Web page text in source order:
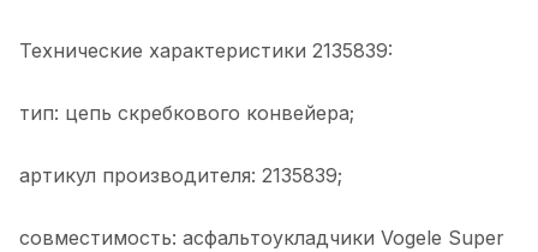
Технические характеристики 2135839:
тип: цепь скребкового конвейера;
артикул производителя: 2135839;
совместимость: асфальтоукладчики Vogele Super